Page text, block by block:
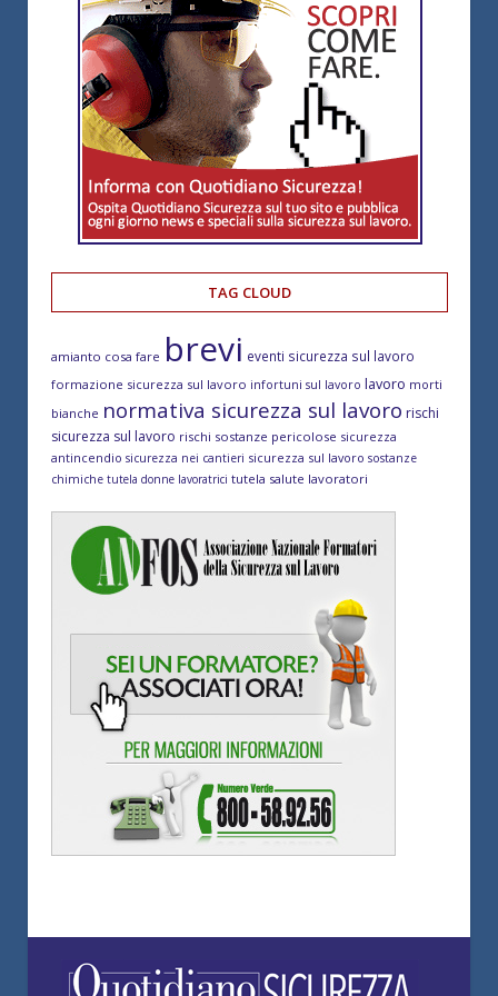
TAG CLOUD
amianto cosa fare brevi eventi sicurezza sul lavoro
formazione sicurezza sul lavoro infortuni sul lavoro lavoro morti
bianche normativa sicurezza sul lavoro rischi
sicurezza sul lavoro rischi sostanze pericolose sicurezza
antincendio sicurezza nei cantieri sicurezza sul lavoro sostanze
chimiche tutela donne lavoratrici tutela salute lavoratori